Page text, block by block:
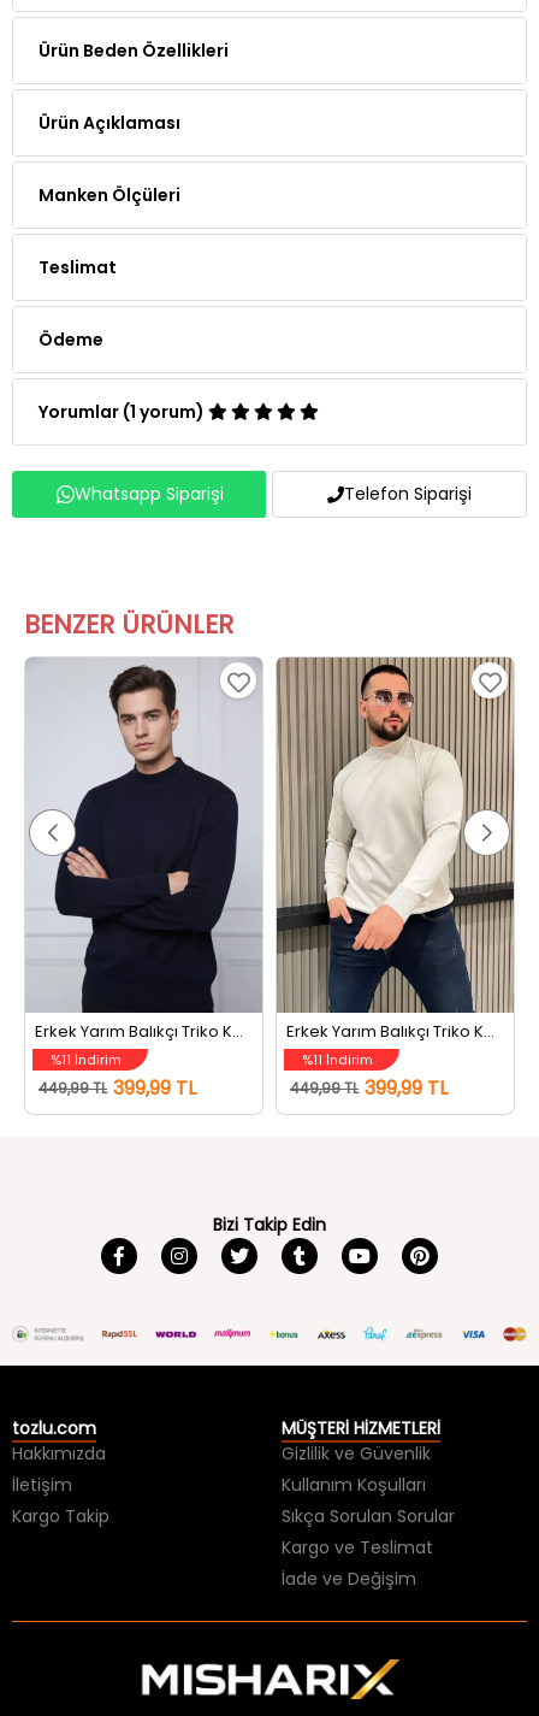
Ürün Beden Özellikleri
Ürün Açıklaması
Manken Ölçüleri
Teslimat
Ödeme
Yorumlar (1 yorum)
Whatsapp Siparişi Telefon Siparişi
BENZER ÜRÜNLER
Erkek Yarım Balıkçı Triko Kazak Açıklacivert
%11 İndirim
449,99 TL 399,99 TL
Erkek Yarım Balıkçı Triko Kazak Taş
%11 İndirim
449,99 TL 399,99 TL
Bizi Takip Edin
tozlu.com
Hakkımızda
İletişim
Kargo Takip
MÜŞTERİ HİZMETLERİ
Gizlilik ve Güvenlik
Kullanım Koşulları
Sıkça Sorulan Sorular
Kargo ve Teslimat
İade ve Değişim